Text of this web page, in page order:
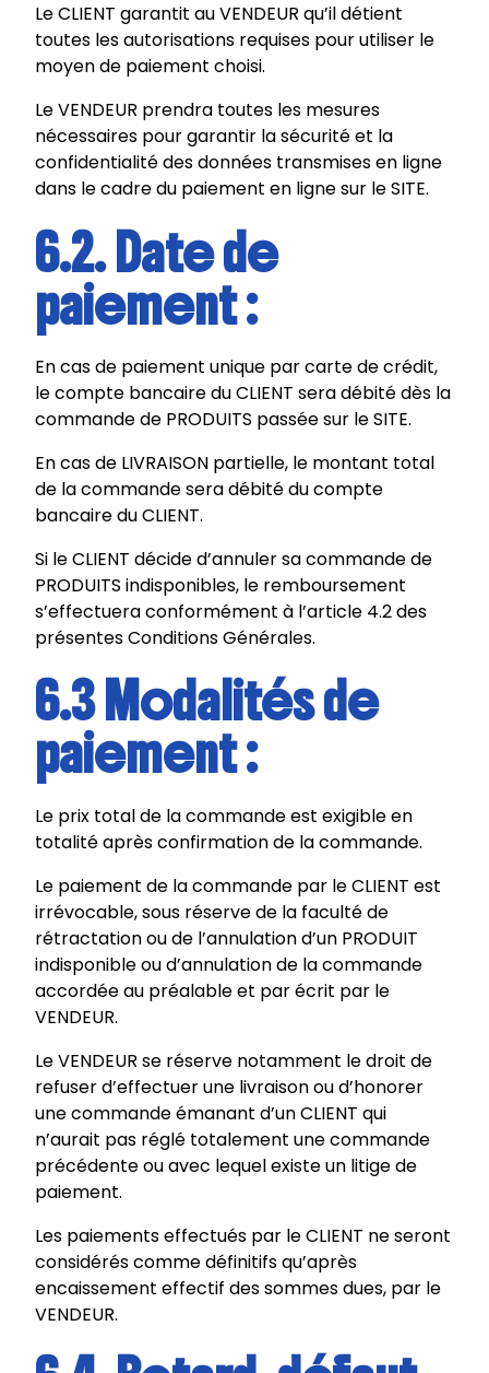
Le CLIENT garantit au VENDEUR qu’il détient
toutes les autorisations requises pour utiliser le
moyen de paiement choisi.
Le VENDEUR prendra toutes les mesures
nécessaires pour garantir la sécurité et la
confidentialité des données transmises en ligne
dans le cadre du paiement en ligne sur le SITE.
6.2. Date de
paiement :
En cas de paiement unique par carte de crédit,
le compte bancaire du CLIENT sera débité dès la
commande de PRODUITS passée sur le SITE.
En cas de LIVRAISON partielle, le montant total
de la commande sera débité du compte
bancaire du CLIENT.
Si le CLIENT décide d’annuler sa commande de
PRODUITS indisponibles, le remboursement
s’effectuera conformément à l’article 4.2 des
présentes Conditions Générales.
6.3 Modalités de
paiement :
Le prix total de la commande est exigible en
totalité après confirmation de la commande.
Le paiement de la commande par le CLIENT est
irrévocable, sous réserve de la faculté de
rétractation ou de l’annulation d’un PRODUIT
indisponible ou d’annulation de la commande
accordée au préalable et par écrit par le
VENDEUR.
Le VENDEUR se réserve notamment le droit de
refuser d’effectuer une livraison ou d’honorer
une commande émanant d’un CLIENT qui
n’aurait pas réglé totalement une commande
précédente ou avec lequel existe un litige de
paiement.
Les paiements effectués par le CLIENT ne seront
considérés comme définitifs qu’après
encaissement effectif des sommes dues, par le
VENDEUR.